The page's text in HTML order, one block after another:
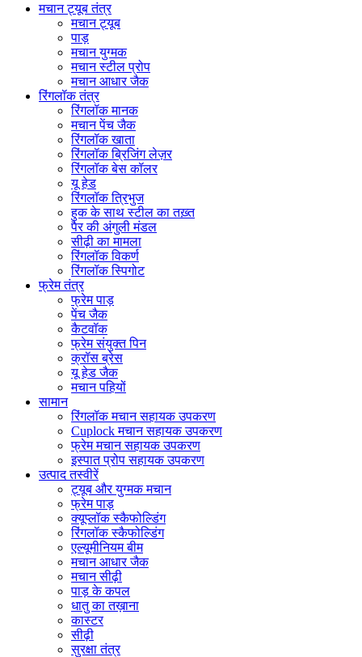
मचान ट्यूब तंत्र
मचान ट्यूब
पाड़
मचान युग्मक
मचान स्टील प्रोप
मचान आधार जैक
रिंगलॉक तंत्र
रिंगलॉक मानक
मचान पेंच जैक
रिंगलॉक खाता
रिंगलॉक ब्रिजिंग लेज़र
रिंगलॉक बेस कॉलर
यू हेड
रिंगलॉक त्रिभुज
हुक के साथ स्टील का तख़्त
पैर की अंगुली मंडल
सीढ़ी का मामला
रिंगलॉक विकर्ण
रिंगलॉक स्पिगोट
फ्रेम तंत्र
फ्रेम पाड़
पेंच जैक
कैटवॉक
फ्रेम संयुक्त पिन
क्रॉस ब्रेस
यू हेड जैक
मचान पहियों
सामान
रिंगलॉक मचान सहायक उपकरण
Cuplock मचान सहायक उपकरण
फ्रेम मचान सहायक उपकरण
इस्पात प्रोप सहायक उपकरण
उत्पाद तस्वीरें
ट्यूब और युग्मक मचान
फ्रेम पाड़
क्यूप्लॉक स्कैफोल्डिंग
रिंगलॉक स्कैफोल्डिंग
एल्यूमीनियम बीम
मचान आधार जैक
मचान सीढ़ी
पाड़ के कपल
धातु का तख़ाना
कास्टर
सीढ़ी
सुरक्षा तंत्र